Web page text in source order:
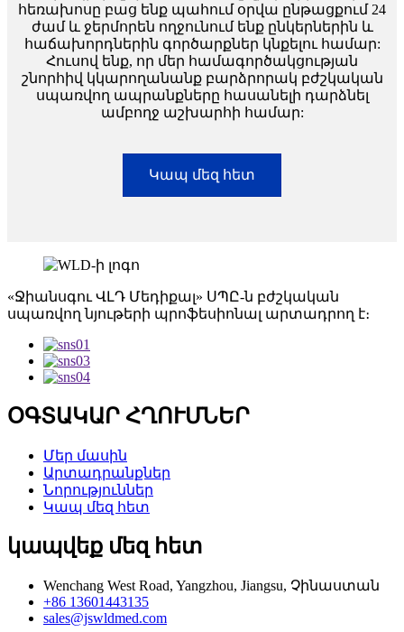
հեռախոսը բաց ենք պահում օրվա ընթացքում 24
ժամ և ջերմորեն ողջունում ենք ընկերներին և
հաճախորդներին գործարքներ կնքելու համար:
Հուսով ենք, որ մեր համագործակցության
շնորհիվ կկարողանանք բարձրորակ բժշկական
սպառվող ապրանքները հասանելի դարձնել
ամբողջ աշխարհի համար:
Կապ մեզ հետ
«Ջիանսգու ՎԼԴ Մեդիքալ» ՍՊԸ-ն բժշկական
սպառվող նյութերի պրոֆեսիոնալ արտադրող է։
ՕԳՏԱԿԱՐ ՀՂՈՒՄՆԵՐ
Մեր մասին
Արտադրանքներ
Նորություններ
Կապ մեզ հետ
կապվեք մեզ հետ
Wenchang West Road, Yangzhou, Jiangsu, Չինաստան
+86 13601443135
sales@jswldmed.com